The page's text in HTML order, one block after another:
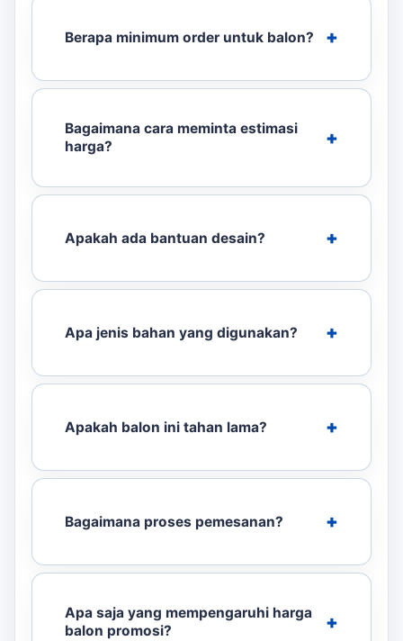
Berapa minimum order untuk balon?
Bagaimana cara meminta estimasi
harga?
Apakah ada bantuan desain?
Apa jenis bahan yang digunakan?
Apakah balon ini tahan lama?
Bagaimana proses pemesanan?
Apa saja yang mempengaruhi harga
balon promosi?